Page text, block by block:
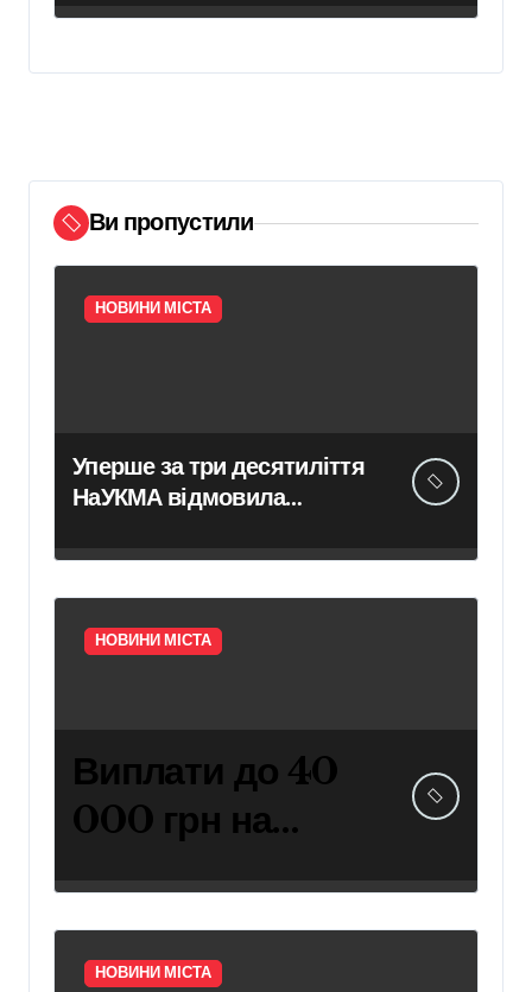
Ви пропустили
НОВИНИ МІСТА
Уперше за три десятиліття
НаУКМА відмовила
історичних пам’яток
НОВИНИ МІСТА
Виплати до 40
000 грн на
захисників:
умови
НОВИНИ МІСТА